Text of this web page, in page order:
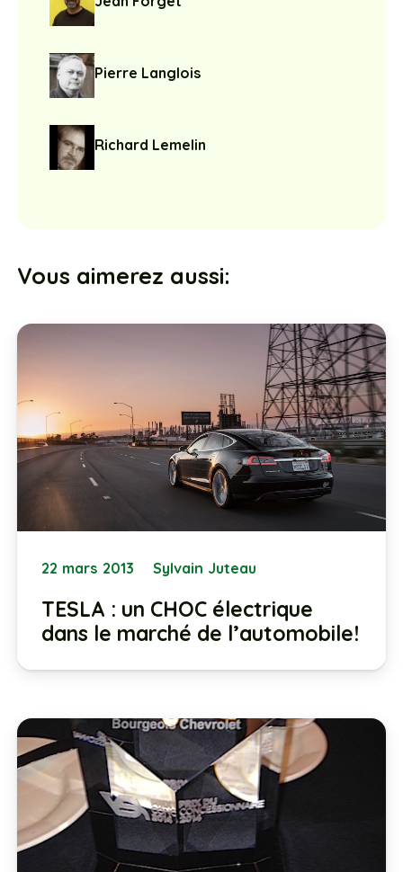
Pierre Langlois
Richard Lemelin
Vous aimerez aussi:
22 mars 2013 Sylvain Juteau
TESLA : un CHOC électrique
dans le marché de l’automobile!